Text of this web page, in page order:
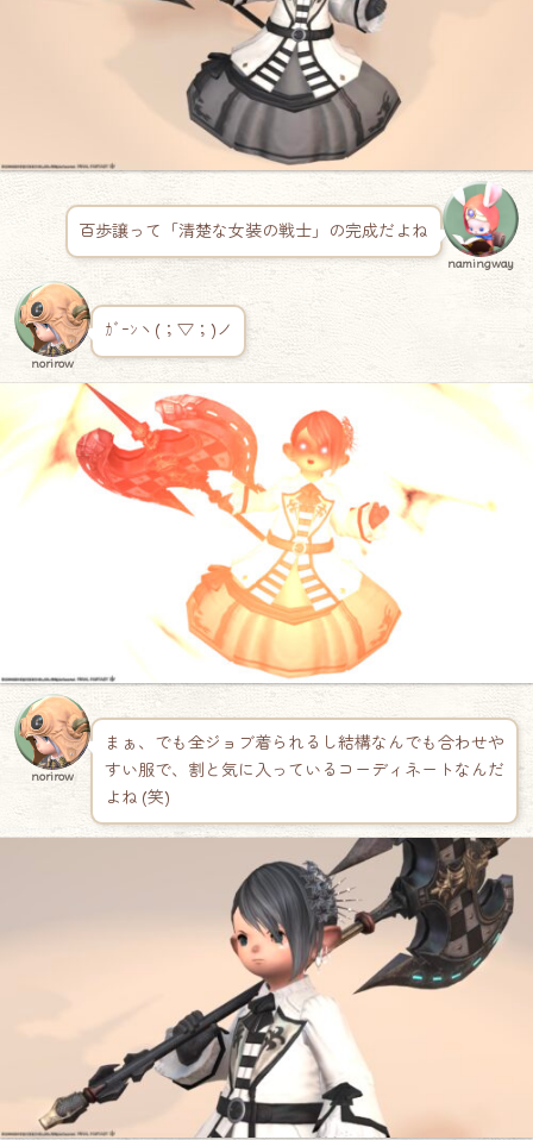
百歩譲って「清楚な女装の戦士」の完成だよね
namingway
norirow
ｶﾞｰﾝヽ(；▽；)ノ
norirow
まぁ、でも全ジョブ着られるし結構なんでも合わせや
すい服で、割と気に入っているコーディネートなんだ
よね (笑)